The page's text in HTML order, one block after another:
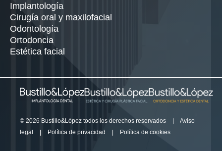
Implantología
Cirugía oral y maxilofacial
Odontología
Ortodoncia
Estética facial
© 2026 Bustillo&López todos los derechos reservados
Aviso
legal
Política de privacidad Política de cookies